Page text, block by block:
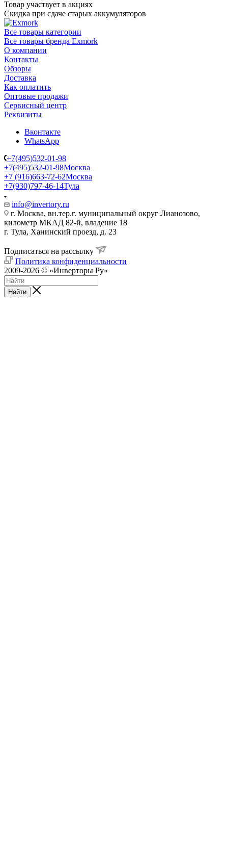
Товар участвует в акциях
Скидка при сдаче старых аккумуляторов
Все товары категории
Все товары бренда Exmork
О компании
Контакты
Обзоры
Доставка
Как оплатить
Оптовые продажи
Сервисный центр
Реквизиты
Вконтакте
WhatsApp
+7(495)532-01-98
+7(495)532-01-98Москва
+7 (916)663-72-62Москва
+7(930)797-46-14Тула
info@invertory.ru
г. Москва, вн.тер.г. муниципальный округ Лианозово,
километр МКАД 82-й, владение 18
г. Тула, Ханинский проезд, д. 23
Подписаться на рассылку
Политика конфиденциальности
2009-2026 © «Инверторы Ру»
Найти